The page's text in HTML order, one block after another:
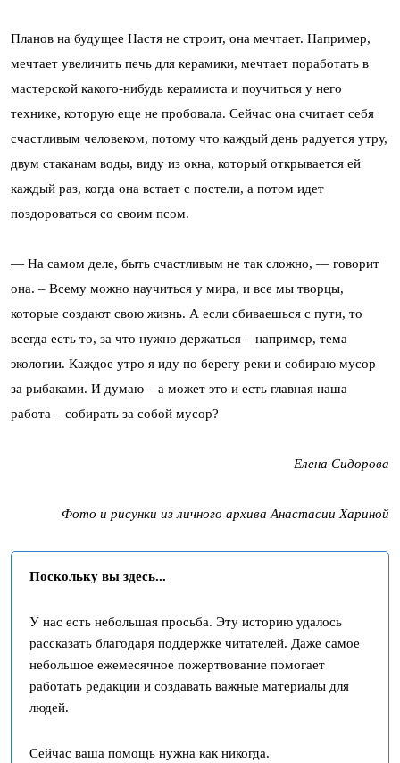
Планов на будущее Настя не строит, она мечтает. Например,
мечтает увеличить печь для керамики, мечтает поработать в
мастерской какого-нибудь керамиста и поучиться у него
технике, которую еще не пробовала. Сейчас она считает себя
счастливым человеком, потому что каждый день радуется утру,
двум стаканам воды, виду из окна, который открывается ей
каждый раз, когда она встает с постели, а потом идет
поздороваться со своим псом.
— На самом деле, быть счастливым не так сложно, — говорит
она. – Всему можно научиться у мира, и все мы творцы,
которые создают свою жизнь. А если сбиваешься с пути, то
всегда есть то, за что нужно держаться – например, тема
экологии. Каждое утро я иду по берегу реки и собираю мусор
за рыбаками. И думаю – а может это и есть главная наша
работа – собирать за собой мусор?
Елена Сидорова
Фото и рисунки из личного архива Анастасии Хариной
Поскольку вы здесь...
У нас есть небольшая просьба. Эту историю удалось
рассказать благодаря поддержке читателей. Даже самое
небольшое ежемесячное пожертвование помогает
работать редакции и создавать важные материалы для
людей.
Сейчас ваша помощь нужна как никогда.